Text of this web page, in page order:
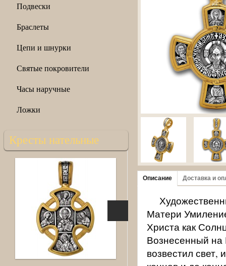
Подвески
Браслеты
Цепи и шнурки
Святые покровители
Часы наручные
Ложки
Кресты нательные
Описание Доставка и
Матери
Христа как
Вознесенный на
возвестил свет,